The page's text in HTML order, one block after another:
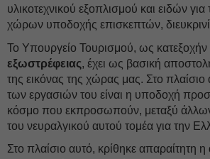
υλικοτεχνικού εξοπλισμού και ειδών
χώρων υποδοχής επισκεπτών,
Το Υπουργείο Τουρισμού, ως
εξωστρέφειας, έχει ως βασική
της εικόνας της χώρας μας. Στο πλαίσιο
των εργασιών του είναι η υποδοχή
κόσμο που εκπροσωπούν, μεταξύ
του νευραλγικού αυτού τομέα για την
Στο πλαίσιο αυτό, κρίθηκε απαραίτητη